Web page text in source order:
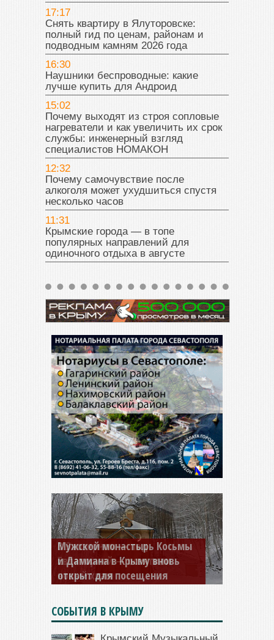
17:17
Снять квартиру в Ялуторовске:
полный гид по ценам, районам и
подводным камням 2026 года
16:30
Наушники беспроводные: какие
лучше купить для Андроид
15:02
Почему выходят из строя сопловые
нагреватели и как увеличить их срок
службы: инженерный взгляд
специалистов НОМАКОН
12:32
Почему самочувствие после
алкоголя может ухудшиться спустя
несколько часов
11:31
Крымские города — в топе
популярных направлений для
одиночного отдыха в августе
Мужской монастырь Косьмы
и Дамиана в Крыму вновь
открыт для посещения
СОБЫТИЯ В КРЫМУ